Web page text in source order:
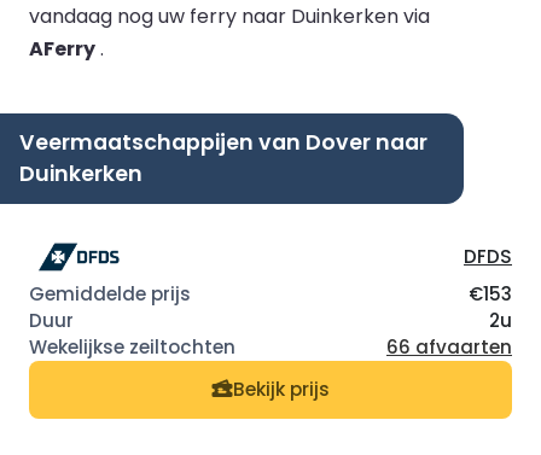
vandaag nog uw ferry naar Duinkerken via
AFerry.
Veermaatschappijen van Dover naar
Duinkerken
DFDS
€153
2u
66 afvaarten
Bekijk prijs